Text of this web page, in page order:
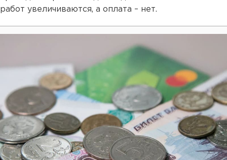
работ увеличиваются, а оплата – нет.